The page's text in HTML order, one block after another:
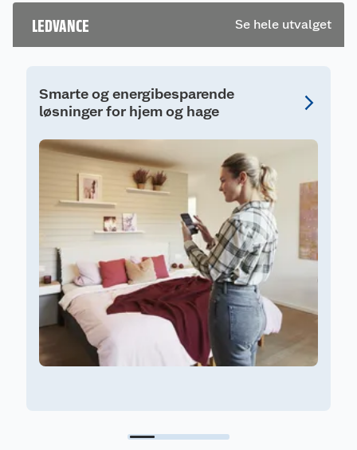
en omtale.
LEDVANCE Se hele utvalget
Smarte og energibesparende
løsninger for hjem og hage